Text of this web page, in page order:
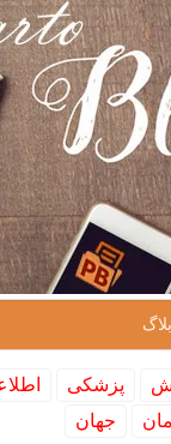
پزشكی
جهان